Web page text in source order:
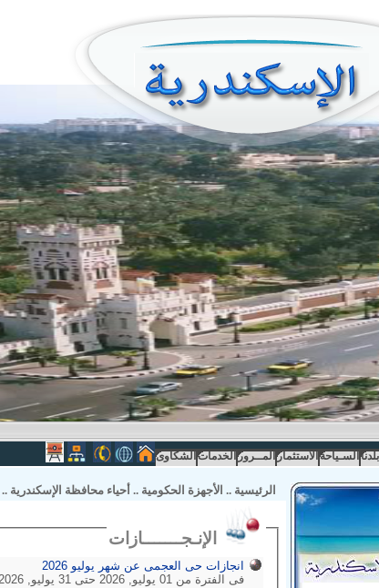
السـياحة الاستثمار المــرور الخدمات الشكاوى
الرئيسية .. الأجهزة الحكومية .. أحياء محافظة الإسكندرية ..
انجازات حى العجمى عن شهر يوليو 2026
فى الفترة من 01 يوليو, 2026 حتى 31 يوليو, 2026